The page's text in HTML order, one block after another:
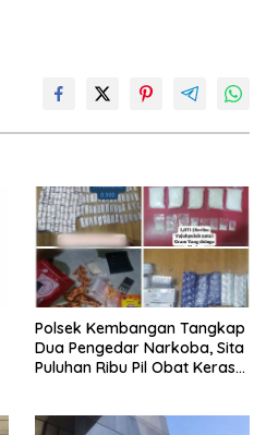
Polsek Kembangan Tangkap
Dua Pengedar Narkoba, Sita
Puluhan Ribu Pil Obat Keras